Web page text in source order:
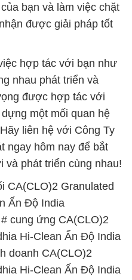
bạn và làm việc chặt
được giải pháp tốt
hợp tác với bạn như
nhau phát triển và
được hợp tác với
một mối quan hệ
liên hệ với Công Ty
ngay hôm nay để bắt
và phát triển cùng nhau!
CA(CLO)2 Granulated
Ấn Độ India
cung ứng CA(CLO)2
Hi-Clean Ấn Độ India
doanh CA(CLO)2
Hi-Clean Ấn Độ India